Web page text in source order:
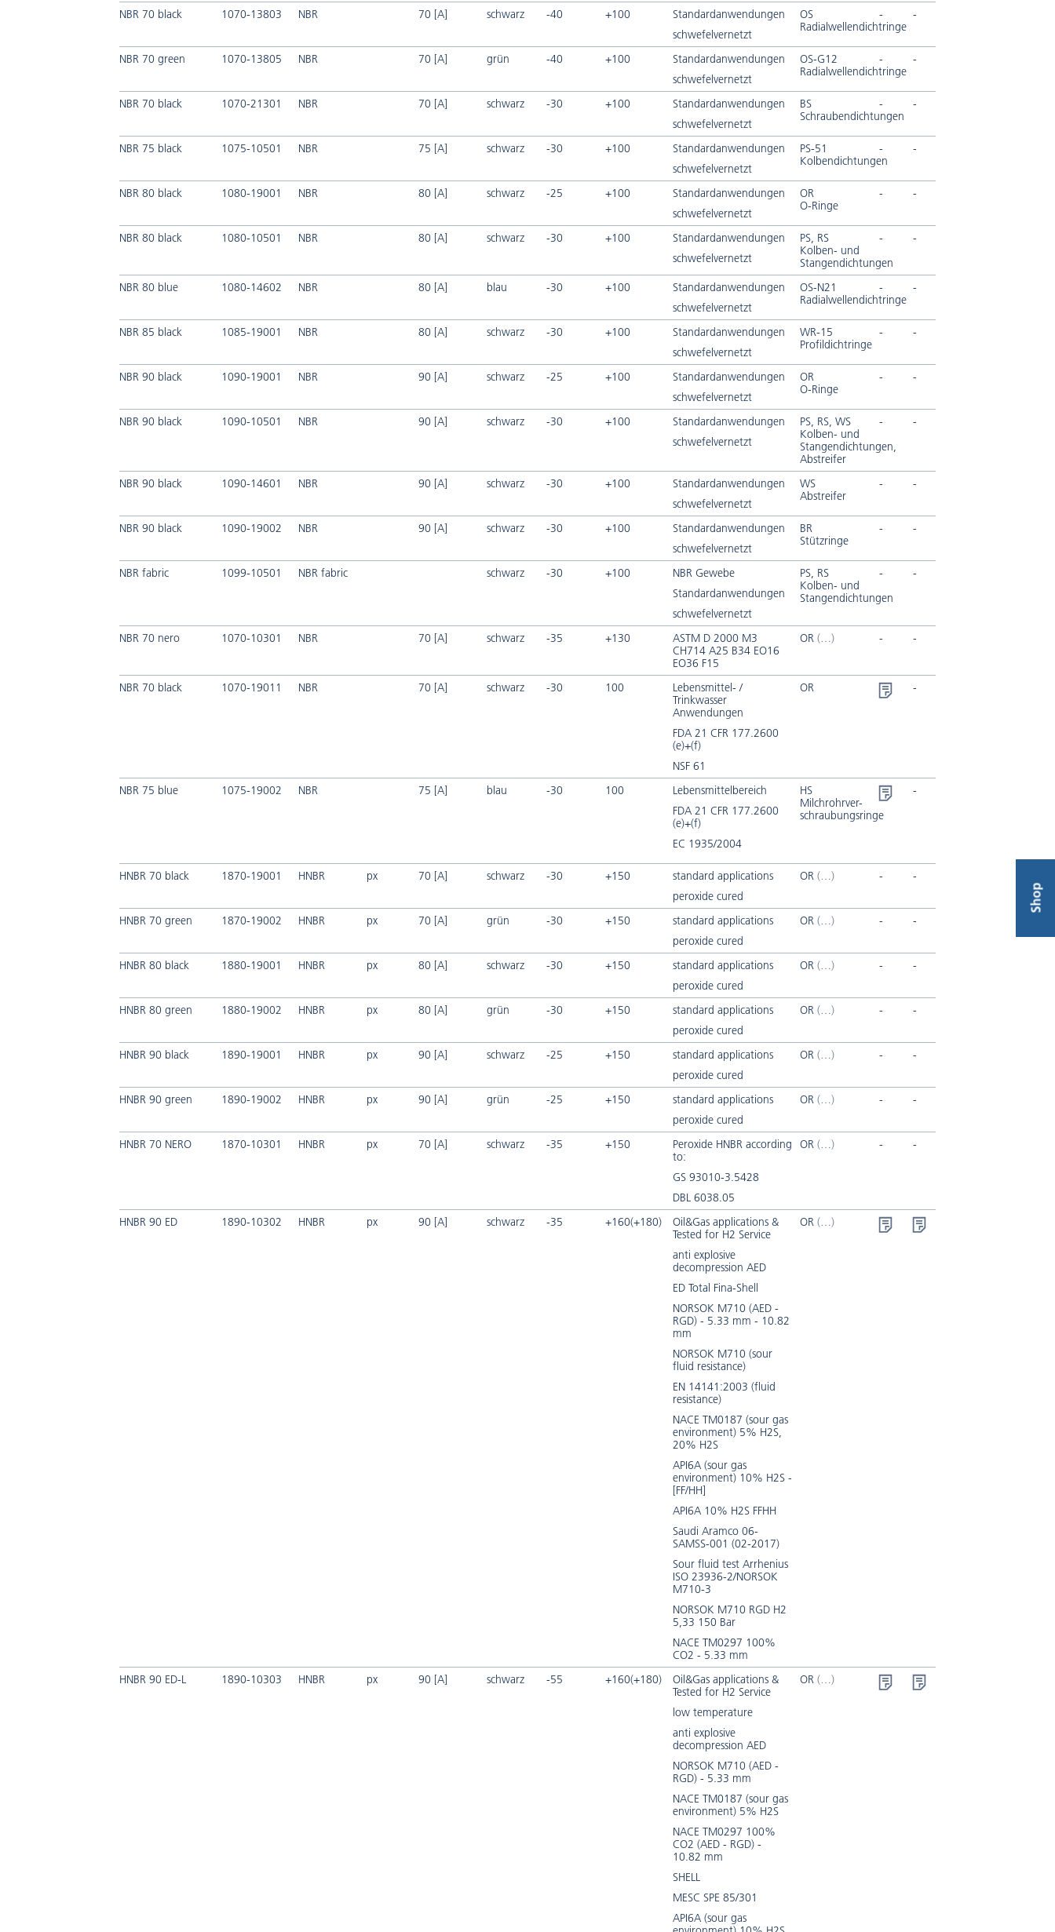
Shop
NBR 70 black 1070-13803 NBR 70 [A] schwarz -40 +100
Standardanwendungen
schwefelvernetzt
OS
Radialwellendichtringe
- -
NBR 70 green 1070-13805 NBR 70 [A] grün -40 +100
Standardanwendungen
schwefelvernetzt
OS-G12
Radialwellendichtringe
- -
NBR 70 black 1070-21301 NBR 70 [A] schwarz -30 +100
Standardanwendungen
schwefelvernetzt
BS
Schraubendichtungen
- -
NBR 75 black 1075-10501 NBR 75 [A] schwarz -30 +100
Standardanwendungen
schwefelvernetzt
PS-51
Kolbendichtungen
- -
NBR 80 black 1080-19001 NBR 80 [A] schwarz -25 +100
Standardanwendungen
schwefelvernetzt
OR
O-Ringe
- -
NBR 80 black 1080-10501 NBR 80 [A] schwarz -30 +100
Standardanwendungen
schwefelvernetzt
PS, RS
Kolben- und
Stangendichtungen
- -
NBR 80 blue 1080-14602 NBR 80 [A] blau -30 +100
Standardanwendungen
schwefelvernetzt
OS-N21
Radialwellendichtringe
- -
NBR 85 black 1085-19001 NBR 80 [A] schwarz -30 +100
Standardanwendungen
schwefelvernetzt
WR-15
Profildichtringe
- -
NBR 90 black 1090-19001 NBR 90 [A] schwarz -25 +100
Standardanwendungen
schwefelvernetzt
OR
O-Ringe
- -
NBR 90 black 1090-10501 NBR 90 [A] schwarz -30 +100
Standardanwendungen
schwefelvernetzt
PS, RS, WS
Kolben- und
Stangendichtungen,
Abstreifer
- -
NBR 90 black 1090-14601 NBR 90 [A] schwarz -30 +100
Standardanwendungen
schwefelvernetzt
WS
Abstreifer
- -
NBR 90 black 1090-19002 NBR 90 [A] schwarz -30 +100
Standardanwendungen
schwefelvernetzt
BR
Stützringe
- -
NBR fabric 1099-10501 NBR fabric schwarz -30 +100
NBR Gewebe
Standardanwendungen
schwefelvernetzt
PS, RS
Kolben- und
Stangendichtungen
- -
NBR 70 nero 1070-10301 NBR 70 [A] schwarz -35 +130
ASTM D 2000 M3
CH714 A25 B34 EO16
EO36 F15
OR - -
NBR 70 black 1070-19011 NBR 70 [A] schwarz -30 100
Lebensmittel- /
Trinkwasser
Anwendungen
FDA 21 CFR 177.2600
(e)+(f)
NSF 61
OR -
NBR 75 blue 1075-19002 NBR 75 [A] blau -30 100
Lebensmittelbereich
FDA 21 CFR 177.2600
(e)+(f)
EC 1935/2004
HS
Milchrohrver-
schraubungsringe
-
HNBR 70 black 1870-19001 HNBR px 70 [A] schwarz -30 +150
standard applications
peroxide cured
OR - -
HNBR 70 green 1870-19002 HNBR px 70 [A] grün -30 +150
standard applications
peroxide cured
OR - -
HNBR 80 black 1880-19001 HNBR px 80 [A] schwarz -30 +150
standard applications
peroxide cured
OR - -
HNBR 80 green 1880-19002 HNBR px 80 [A] grün -30 +150
standard applications
peroxide cured
OR - -
HNBR 90 black 1890-19001 HNBR px 90 [A] schwarz -25 +150
standard applications
peroxide cured
OR - -
HNBR 90 green 1890-19002 HNBR px 90 [A] grün -25 +150
standard applications
peroxide cured
OR - -
HNBR 70 NERO 1870-10301 HNBR px 70 [A] schwarz -35 +150
Peroxide HNBR according
to:
GS 93010-3.5428
DBL 6038.05
OR - -
HNBR 90 ED 1890-10302 HNBR px 90 [A] schwarz -35 +160(+180)
Oil&Gas applications &
Tested for H2 Service
anti explosive
decompression AED
ED Total Fina-Shell
NORSOK M710 (AED -
RGD) - 5.33 mm - 10.82
mm
NORSOK M710 (sour
fluid resistance)
EN 14141:2003 (fluid
resistance)
NACE TM0187 (sour gas
environment) 5% H2S,
20% H2S
API6A (sour gas
environment) 10% H2S -
[FF/HH]
API6A 10% H2S FFHH
Saudi Aramco 06-
SAMSS-001 (02-2017)
Sour fluid test Arrhenius
ISO 23936-2/NORSOK
M710-3
NORSOK M710 RGD H2
5,33 150 Bar
NACE TM0297 100%
CO2 - 5.33 mm
OR
HNBR 90 ED-L 1890-10303 HNBR px 90 [A] schwarz -55 +160(+180)
Oil&Gas applications &
Tested for H2 Service
low temperature
anti explosive
decompression AED
NORSOK M710 (AED -
RGD) - 5.33 mm
NACE TM0187 (sour gas
environment) 5% H2S
NACE TM0297 100%
CO2 (AED - RGD) -
10.82 mm
SHELL
MESC SPE 85/301
API6A (sour gas
OR